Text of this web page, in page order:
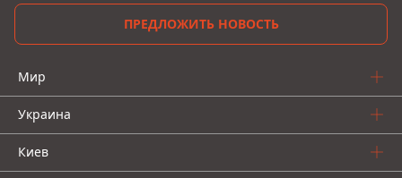
ПРЕДЛОЖИТЬ НОВОСТЬ
Мир
Украина
Киев